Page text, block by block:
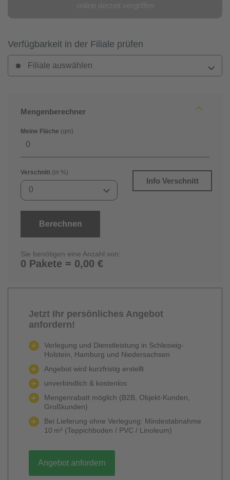
Verfügbarkeit in der Filiale prüfen
Filiale auswählen
Mengenberechner
Meine Fläche (qm)
Verschnitt (in %)
0
Info Verschnitt
Berechnen
Sie benötigen eine Anzahl von:
0 Pakete = 0,00 €
Jetzt Ihr persönliches Angebot
anfordern!
Verlegung und Dienstleistung in Schleswig-
Holstein, Hamburg und Niedersachsen
Angebot wird kurzfristig erstellt
unverbindlich & kostenlos
Mengenrabatt möglich (B2B, Objekt-Kunden,
Großkunden)
Bei Lieferung ohne Verlegung: Mindestabnahme
10 m² (Teppichboden / PVC / Linoleum)
Angebot anfordern